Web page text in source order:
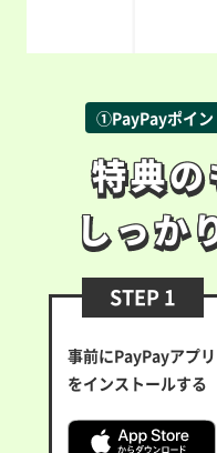
①PayPayポイン
特典
しっか
特典
しっか
STEP 1
事前にPayPayアプリ
をインストールする